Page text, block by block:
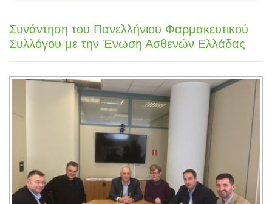
Συνάντηση του Πανελλήνιου Φαρμακευτικού
Συλλόγου με την Ένωση Ασθενών Ελλάδας